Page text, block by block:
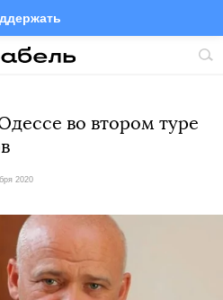
TelegramTwitter
во втором туре
2020